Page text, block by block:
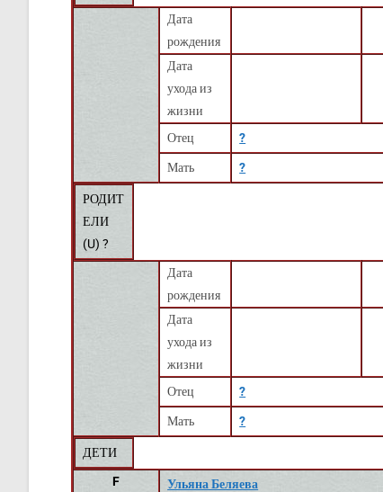
Дата
рождения
Дата
ухода из
жизни
Отец
?
Мать ?
РОДИТ
ЕЛИ
(U) ?
Дата
рождения
Дата
ухода из
жизни
Отец
?
Мать ?
ДЕТИ
F
Ульяна Беляева